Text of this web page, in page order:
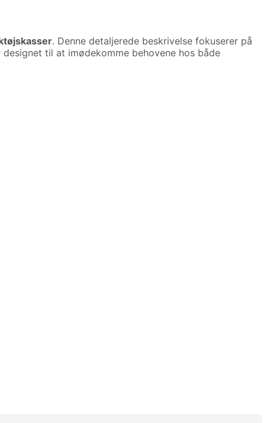
. Denne detaljerede beskrivelse fokuserer på
til at imødekomme behovene hos både